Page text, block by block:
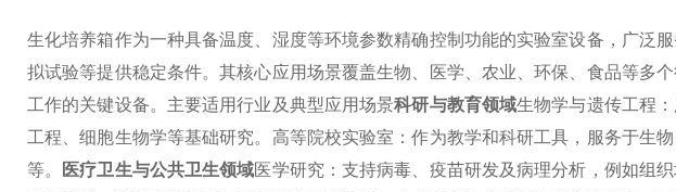
生化培养箱作为一种具备温度、湿度等环境参数精确控制功能的实验室设备，广泛
拟试验等提供稳定条件。其核心应用场景覆盖生物、医学、农业、环保、食品等多
工作的关键设备。 主要适用行业及典型应用场景科研与教育领域生物学与遗传工程
工程、细胞生物学等基础研究。 高等院校实验室：作为教学和科研工具，服务于生
等。
医疗卫生与公共卫生领域医学研究：支持病毒、疫苗研发及病理分析，例如组织